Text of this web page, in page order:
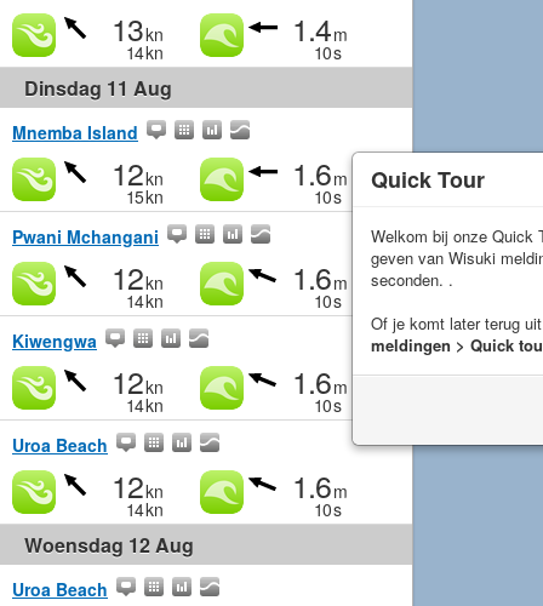
13kn
14kn
1.4m
10s
Dinsdag 11 Aug
Mnemba Island
12kn
15kn
1.6m
10s
Pwani Mchangani
12kn
14kn
1.6m
10s
Kiwengwa
12kn
14kn
1.6m
10s
Uroa Beach
12kn
14kn
1.6m
10s
Woensdag 12 Aug
Uroa Beach
Quick Tour
Welkom bij onze Quick
geven van Wisuki
seconden. .
Of je komt later terug
meldingen > Quick